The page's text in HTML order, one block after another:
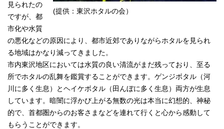
(提供：東沢ホタルの会）
見られたの
ですが、都
市化や水質
の悪化などの原因により、都市近郊でありながらホタルを見られ
る地域はかなり減ってきました。
市内東沢地区においては水質の良い清流がまだ残っており、至る
所でホタルの乱舞を鑑賞することができます。ゲンジボタル（河
川に多く生息）とヘイケボタル（田んぼに多く生息）両方が生息
しています。暗闇に浮かび上がる無数の光は本当に幻想的、神秘
的で、首都圏からのお客さまなどを連れて行くと心から感動して
もらうことができます。